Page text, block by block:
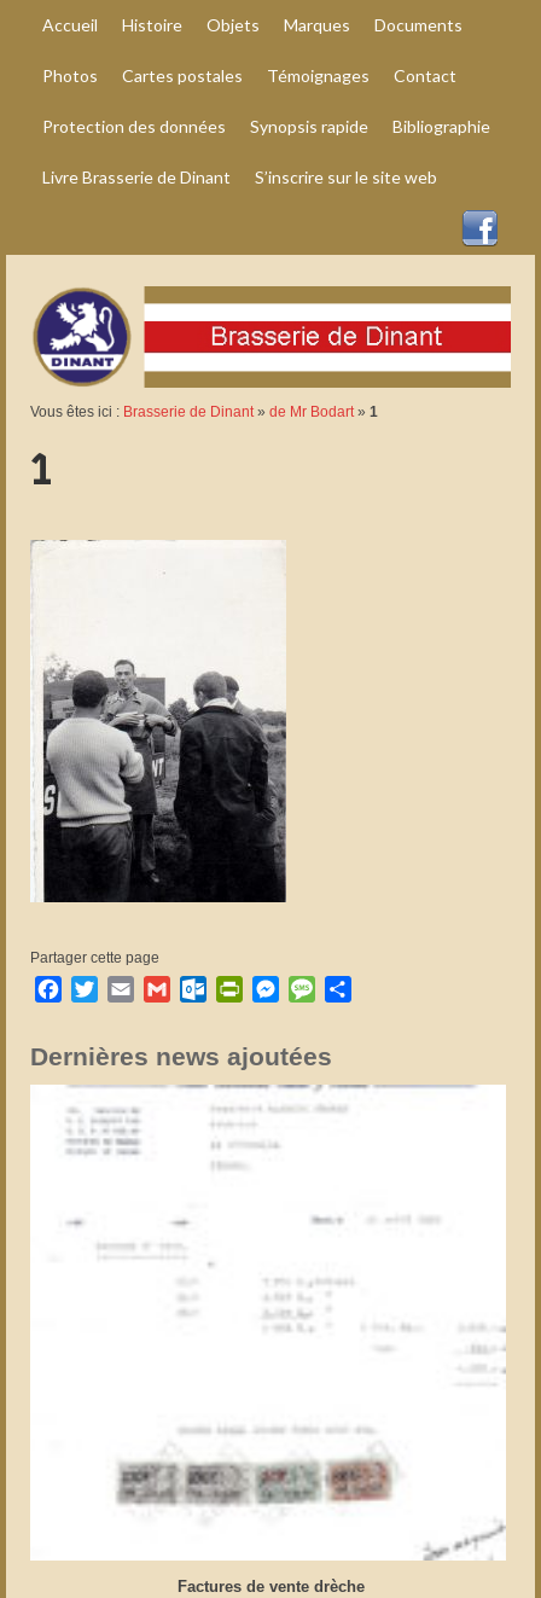
Accueil Histoire Objets Marques Documents
Photos Cartes postales Témoignages Contact
Protection des données Synopsis rapide Bibliographie
Livre Brasserie de Dinant S’inscrire sur le site web
Vous êtes ici : Brasserie de Dinant» de Mr Bodart» 1
1
Partager cette page
Facebook
TwitterEmail GmailOutlook.com
PrintFriendly
Messenger
Message
Dernières news ajoutées
Factures de vente drèche